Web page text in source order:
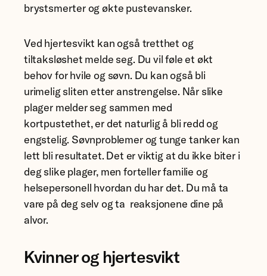
brystsmerter og økte pustevansker.
Ved hjertesvikt kan også tretthet og
tiltaksløshet melde seg. Du vil føle et økt
behov for hvile og søvn. Du kan også bli
urimelig sliten etter anstrengelse. Når slike
plager melder seg sammen med
kortpustethet, er det naturlig å bli redd og
engstelig. Søvnproblemer og tunge tanker kan
lett bli resultatet. Det er viktig at du ikke biter i
deg slike plager, men forteller familie og
helsepersonell hvordan du har det. Du må ta
vare på deg selv og ta reaksjonene dine på
alvor.
Kvinner og hjertesvikt